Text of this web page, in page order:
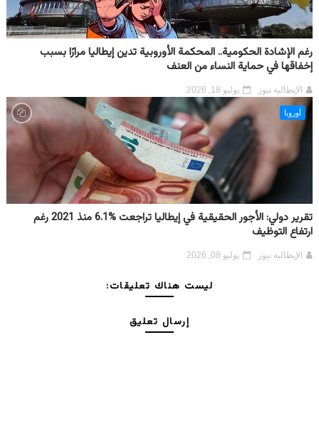
رغم الإشادة الحكومية.. المحكمة الأوروبية تدين إيطاليا مرارًا بسبب
إخفاقها في حماية النساء من العنف
الإيطالية نيوز يوليو 18, 2026
أوروبا
تقرير دولي: الأجور الحقيقية في إيطاليا تراجعت %6.1 منذ 2021 رغم
ارتفاع التوظيف
الإيطالية نيوز يوليو 08, 2026
ليست هناك تعليقات:
إرسال تعليق